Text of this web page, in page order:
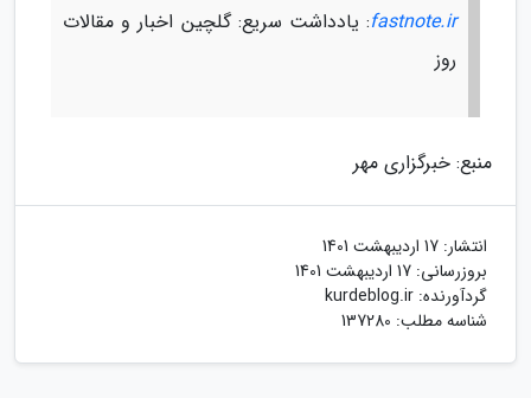
fastnote.ir: یادداشت سریع: گلچین اخبار و مقالات
روز
منبع: خبرگزاری مهر
انتشار: 17 اردیبهشت 1401
بروزرسانی: 17 اردیبهشت 1401
گردآورنده: kurdeblog.ir
شناسه مطلب: 137280